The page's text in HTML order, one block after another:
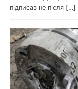
підписав не після […]